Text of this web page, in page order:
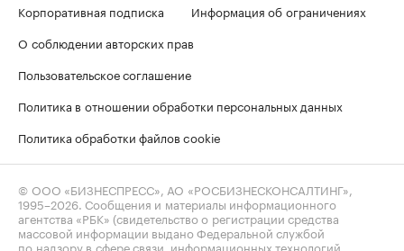
Корпоративная подписка
Информация об ограничениях
О соблюдении авторских прав
Пользовательское соглашение
Политика в отношении обработки персональных данных
Политика обработки файлов cookie
© ООО «БИЗНЕСПРЕСС», АО «РОСБИЗНЕСКОНСАЛТИНГ»,
1995–2026 . Сообщения и материалы информационного
агентства «РБК» (свидетельство о регистрации средства
массовой информации выдано Федеральной службой
по надзору в сфере связи, информационных технологий